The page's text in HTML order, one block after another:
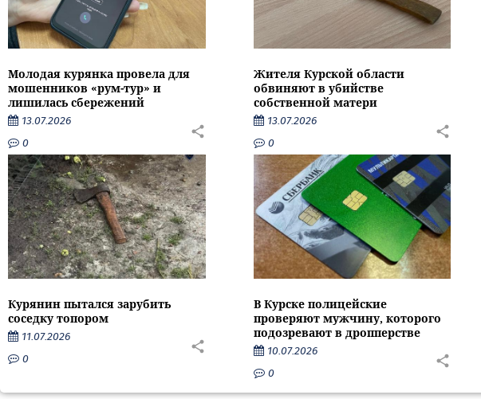
Молодая курянка провела для
мошенников «рум-тур» и
лишилась сбережений
13.07.2026
0
Жителя Курской области
обвиняют в убийстве
собственной матери
13.07.2026
0
Курянин пытался зарубить
соседку топором
11.07.2026
0
В Курске полицейские
проверяют мужчину, которого
подозревают в дропперстве
10.07.2026
0